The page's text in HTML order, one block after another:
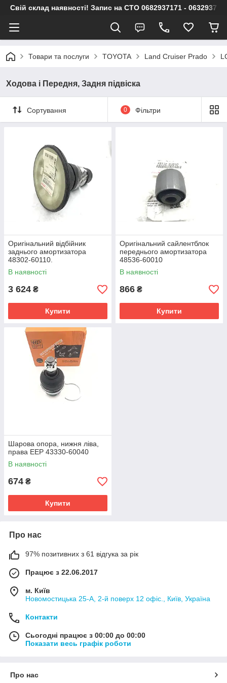
Свій склад наявності! Запис на СТО 0682937171 -
Товари та послуги TOYOTA Land Cruiser Prado
Ходова і Передня, Задня підвіска
Сортування 0 Фільтри
Оригінальний відбійник
заднього амортизатора
48302-60110.
В наявності
3 624 ₴
Купити
Оригінальний сайлентблок
переднього амортизатора
48536-60010
В наявності
866 ₴
Купити
Шарова опора, нижня ліва,
права EEP 43330-60040
В наявності
674 ₴
Купити
Про нас
97% позитивних з 61 відгука за рік
Працює з 22.06.2017
м. Київ
Новомостицька 25-А, 2-й поверх 12 офіс., Київ, Україна
Контакти
Сьогодні працює з 00:00 до 00:00
Показати весь графік роботи
Про нас